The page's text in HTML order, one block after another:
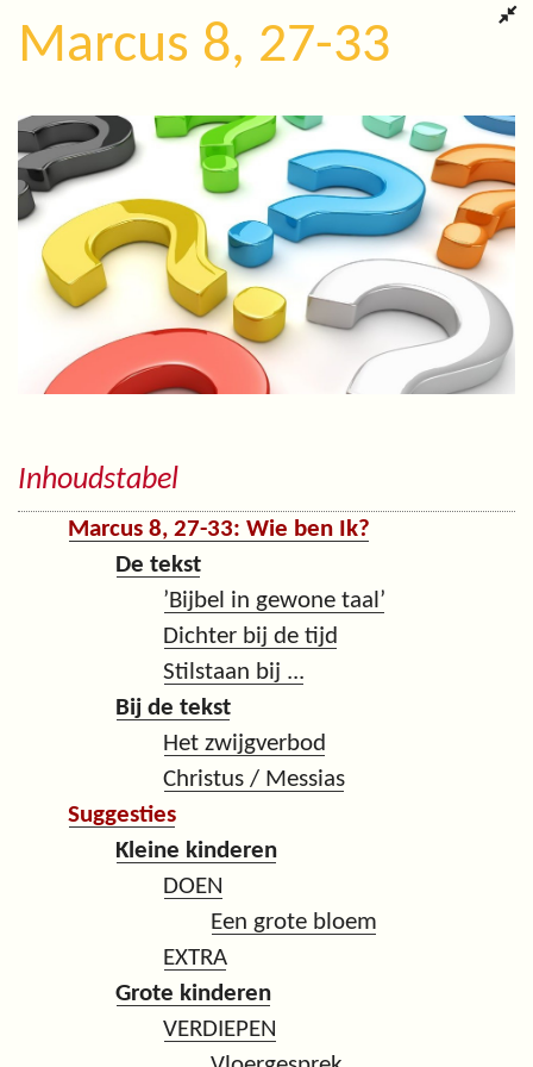
Marcus 8, 27-33
Inhoudstabel
Marcus 8, 27-33: Wie ben Ik?
De tekst
’Bijbel in gewone taal’
Dichter bij de tijd
Stilstaan bij ...
Bij de tekst
Het zwijgverbod
Christus / Messias
Suggesties
Kleine kinderen
DOEN
Een grote bloem
EXTRA
Grote kinderen
VERDIEPEN